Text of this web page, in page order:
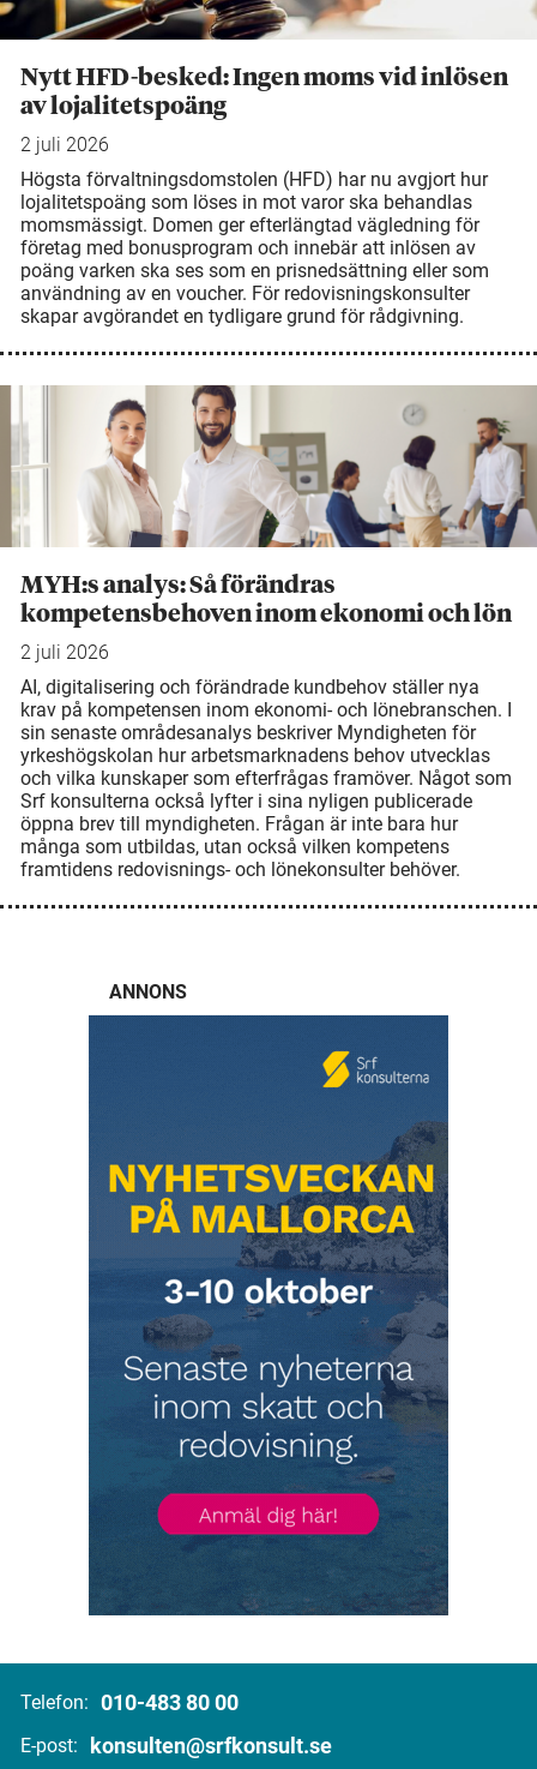
Nytt HFD-besked: Ingen moms vid inlösen
av lojalitetspoäng
2 juli 2026
Högsta förvaltningsdomstolen (HFD) har nu avgjort hur
lojalitetspoäng som löses in mot varor ska behandlas
momsmässigt. Domen ger efterlängtad vägledning för
företag med bonusprogram och innebär att inlösen av
poäng varken ska ses som en prisnedsättning eller som
användning av en voucher. För redovisningskonsulter
skapar avgörandet en tydligare grund för rådgivning.
MYH:s analys: Så förändras
kompetensbehoven inom ekonomi och lön
2 juli 2026
AI, digitalisering och förändrade kundbehov ställer nya
krav på kompetensen inom ekonomi- och lönebranschen. I
sin senaste områdesanalys beskriver Myndigheten för
yrkeshögskolan hur arbetsmarknadens behov utvecklas
och vilka kunskaper som efterfrågas framöver. Något som
Srf konsulterna också lyfter i sina nyligen publicerade
öppna brev till myndigheten. Frågan är inte bara hur
många som utbildas, utan också vilken kompetens
framtidens redovisnings- och lönekonsulter behöver.
ANNONS
Telefon: 010-483 80 00
E-post: konsulten@srfkonsult.se